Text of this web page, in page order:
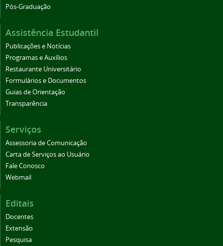
Pós-Graduação
Assistência Estudantil
Publicações e Notícias
Programas e Auxílios
Restaurante Universitário
Formulários e Documentos
Guias de Orientação
Transparência
Serviços
Assessoria de Comunicação
Carta de Serviços ao Usuário
Fale Conosco
Webmail
Editais
Docentes
Extensão
Pesquisa